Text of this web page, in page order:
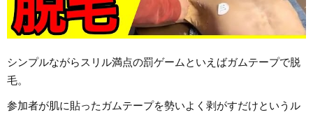
シンプルながらスリル満点の罰ゲームといえばガムテープで脱
毛。
参加者が肌に貼ったガムテープを勢いよく剥がすだけというル